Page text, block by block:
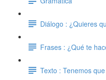
Diálogo : ¿Quieres
Frases : ¿Qué te
Texto : Tenemos